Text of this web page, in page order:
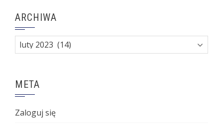
ARCHIWA
Archiwa
META
Zaloguj się